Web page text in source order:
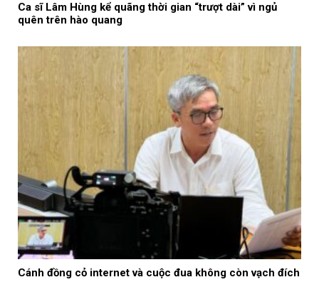
Ca sĩ Lâm Hùng kể quãng thời gian “trượt dài” vì ngủ
quên trên hào quang
Cánh đồng cỏ internet và cuộc đua không còn vạch đích